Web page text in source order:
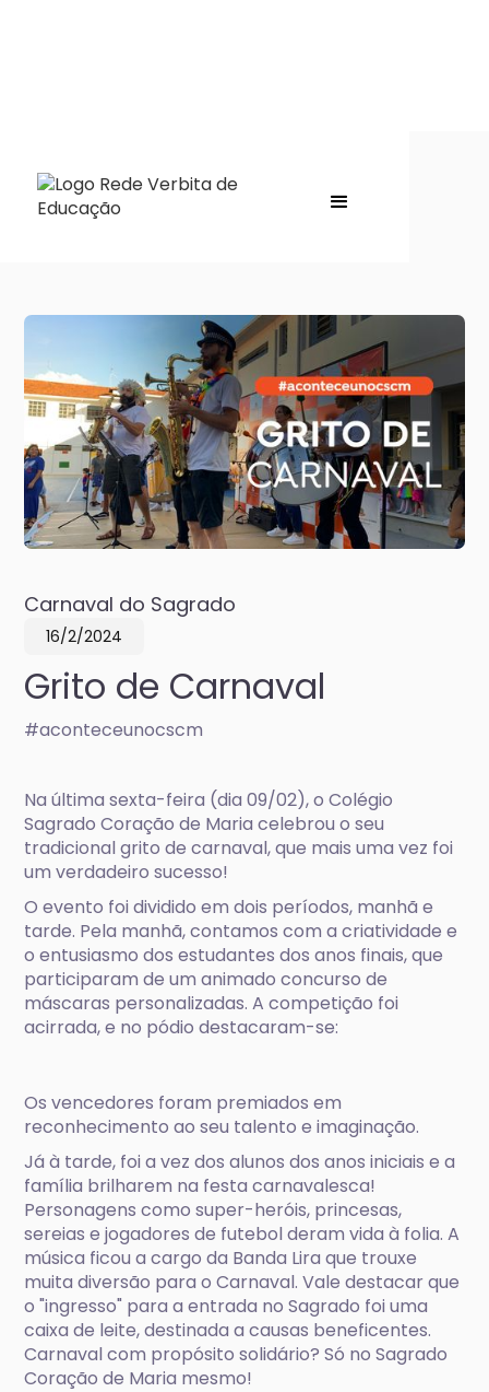
Carnaval do Sagrado
16/2/2024
Grito de Carnaval
#aconteceunocscm
Na última sexta-feira (dia 09/02), o Colégio
Sagrado Coração de Maria celebrou o seu
tradicional grito de carnaval, que mais uma vez foi
um verdadeiro sucesso!
O evento foi dividido em dois períodos, manhã e
tarde. Pela manhã, contamos com a criatividade e
o entusiasmo dos estudantes dos anos finais, que
participaram de um animado concurso de
máscaras personalizadas. A competição foi
acirrada, e no pódio destacaram-se:
Os vencedores foram premiados em
reconhecimento ao seu talento e imaginação.
Já à tarde, foi a vez dos alunos dos anos iniciais e a
família brilharem na festa carnavalesca!
Personagens como super-heróis, princesas,
sereias e jogadores de futebol deram vida à folia. A
música ficou a cargo da Banda Lira que trouxe
muita diversão para o Carnaval. Vale destacar que
o "ingresso" para a entrada no Sagrado foi uma
caixa de leite, destinada a causas beneficentes.
Carnaval com propósito solidário? Só no Sagrado
Coração de Maria mesmo!